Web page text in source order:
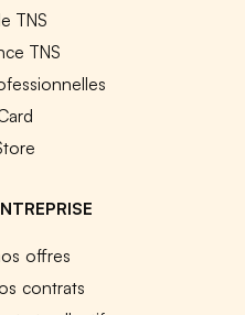
TNS
TNS
offres
contrats